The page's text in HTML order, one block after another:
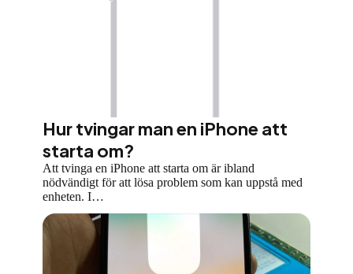
Hur tvingar man en iPhone att
starta om?
Att tvinga en iPhone att starta om är ibland
nödvändigt för att lösa problem som kan uppstå med
enheten. I…